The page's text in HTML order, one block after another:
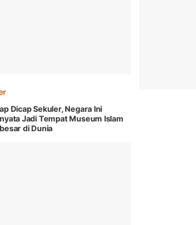
Dicap Sekuler, Negara Ini
Jadi Tempat Museum Islam
di Dunia